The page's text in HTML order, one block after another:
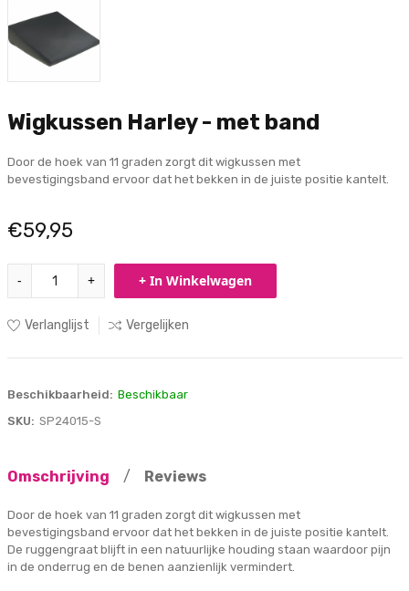
Wigkussen Harley - met band
Door de hoek van 11 graden zorgt dit wigkussen met
bevestigingsband ervoor dat het bekken in de juiste positie kantelt.
€59,95
- + + In Winkelwagen
Verlanglijst Vergelijken
Beschikbaarheid: Beschikbaar
SKU: SP24015-S
Omschrijving / Reviews
Door de hoek van 11 graden zorgt dit wigkussen met
bevestigingsband ervoor dat het bekken in de juiste positie kantelt.
De ruggengraat blijft in een natuurlijke houding staan waardoor pijn
in de onderrug en de benen aanzienlijk vermindert.